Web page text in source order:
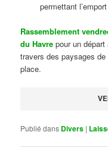
permettant
Rassemblement
du Havre pour un
travers des paysages de
place.
Publié dans Divers |